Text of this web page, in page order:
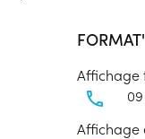
Affichage
Affichage